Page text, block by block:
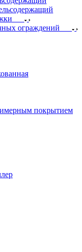
ограждений
покрытием